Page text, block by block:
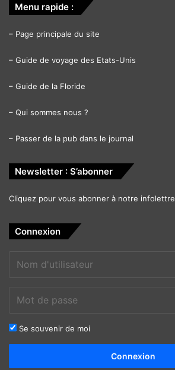
Menu rapide :
– Page principale du site
– Guide de voyage des Etats-Unis
– Guide de la Floride
– Qui sommes nous ?
– Passer de la pub dans le journal
Newsletter : S’abonner
Cliquez pour vous abonner à notre infolettre
Connexion
Se souvenir de moi
Connexion